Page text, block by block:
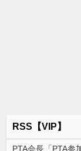
RSS【VIP】